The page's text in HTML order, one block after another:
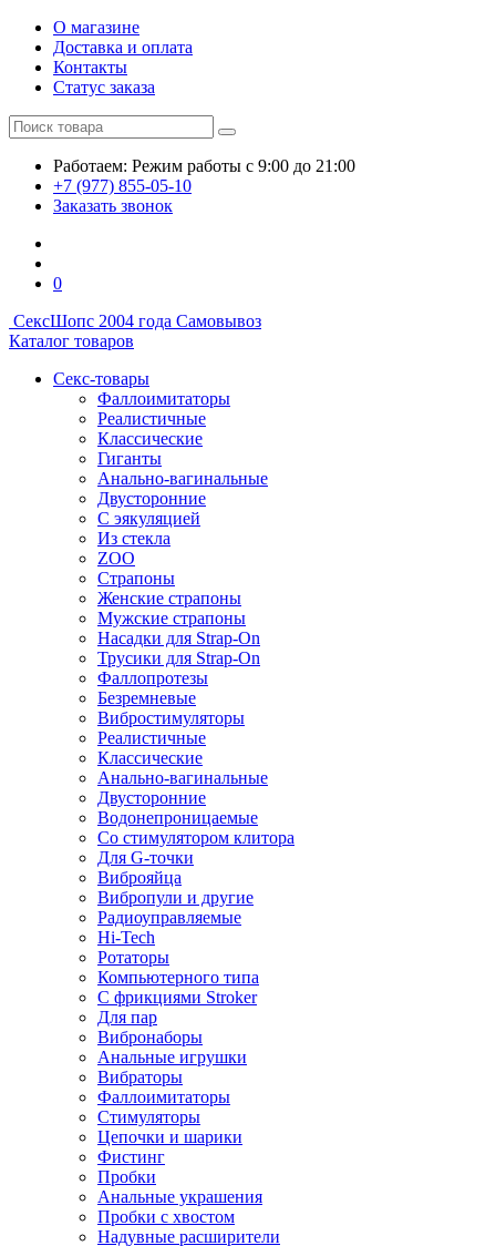
О магазине
Доставка и оплата
Контакты
Статус заказа
Работаем: Режим работы с 9:00 до 21:00
+7 (977) 855-05-10
Заказать звонок
0
СексШопс 2004 года Самовывоз
Каталог товаров
Секс-товары
Фаллоимитаторы
Реалистичные
Классические
Гиганты
Анально-вагинальные
Двусторонние
С эякуляцией
Из стекла
ZOO
Страпоны
Женские страпоны
Мужские страпоны
Насадки для Strap-On
Трусики для Strap-On
Фаллопротезы
Безремневые
Вибростимуляторы
Реалистичные
Классические
Анально-вагинальные
Двусторонние
Водонепроницаемые
Со стимулятором клитора
Для G-точки
Виброяйца
Вибропули и другие
Радиоуправляемые
Hi-Tech
Ротаторы
Компьютерного типа
С фрикциями Stroker
Для пар
Вибронаборы
Анальные игрушки
Вибраторы
Фаллоимитаторы
Стимуляторы
Цепочки и шарики
Фистинг
Пробки
Анальные украшения
Пробки с хвостом
Надувные расширители